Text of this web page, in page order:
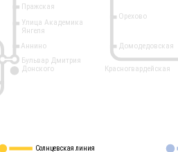
Солнцевская линия
Пражская
Улица Академика
Янгеля
Орехово
Домодедовская
Красногвардейская
Аннино
Бульвар Дмитрия
Донского